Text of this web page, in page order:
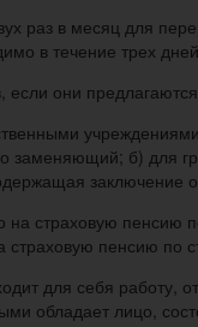
раз в месяц для
в течение трех
они
заменяющий; б) для
страховую пенсию
страховую пенсию по
для себя
обладает лицо,